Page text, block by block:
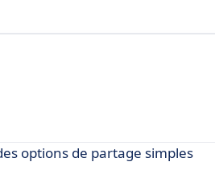
options de partage simples